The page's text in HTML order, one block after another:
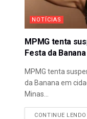
NOTÍCIAS
MPMG tenta
Festa da
MPMG tenta
da Banana em
Minas...
CONTINUE LENDO